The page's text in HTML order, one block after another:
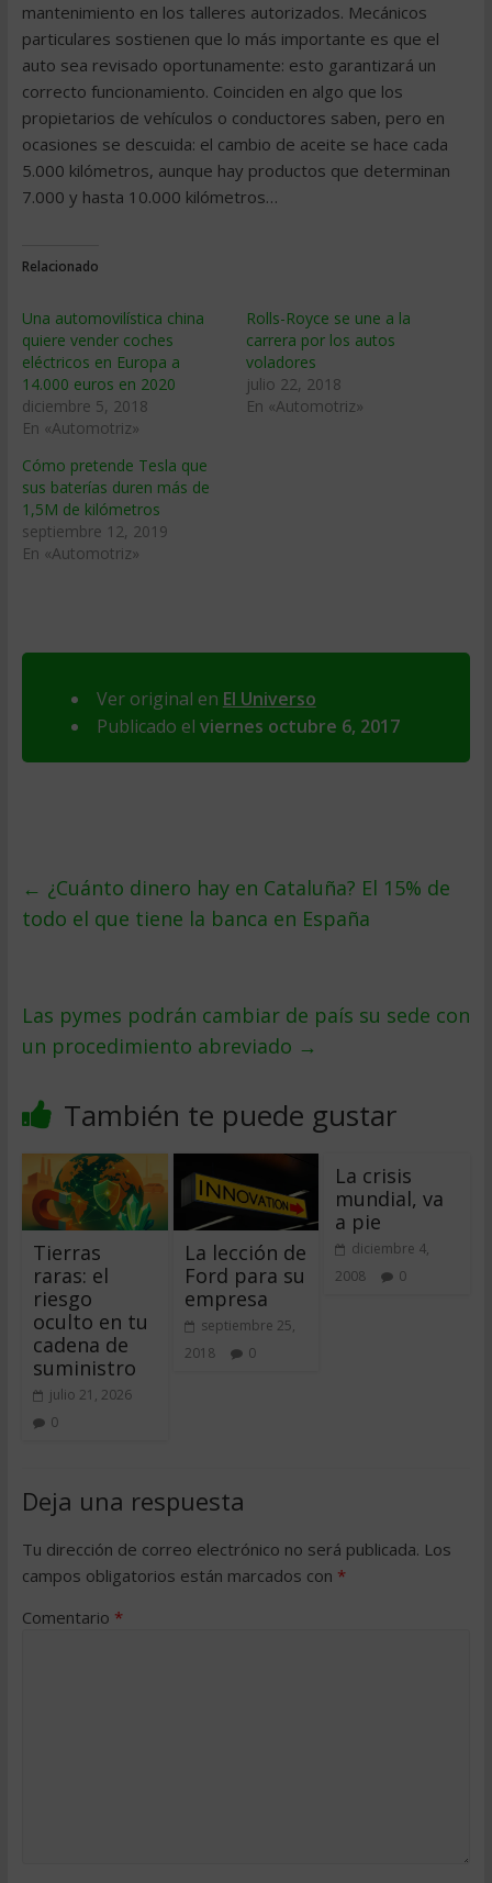
mantenimiento en los talleres autorizados. Mecánicos
particulares sostienen que lo más importante es que el
auto sea revisado oportunamente: esto garantizará un
correcto funcionamiento. Coinciden en algo que los
propietarios de vehículos o conductores saben, pero en
ocasiones se descuida: el cambio de aceite se hace cada
5.000 kilómetros, aunque hay productos que determinan
7.000 y hasta 10.000 kilómetros…
Relacionado
Una automovilística china
quiere vender coches
eléctricos en Europa a
14.000 euros en 2020
diciembre 5, 2018
En «Automotriz»
Rolls-Royce se une a la
carrera por los autos
voladores
julio 22, 2018
En «Automotriz»
Cómo pretende Tesla que
sus baterías duren más de
1,5M de kilómetros
septiembre 12, 2019
En «Automotriz»
Ver original en El Universo
Publicado el viernes octubre 6, 2017
← ¿Cuánto dinero hay en Cataluña? El 15% de
todo el que tiene la banca en España
Las pymes podrán cambiar de país su sede con
un procedimiento abreviado →
También te puede gustar
Tierras
raras: el
riesgo
oculto en tu
cadena de
suministro
julio 21, 2026
0
La lección de
Ford para su
empresa
septiembre 25,
2018
0
La crisis
mundial, va
a pie
diciembre 4,
2008
0
Deja una respuesta
Tu dirección de correo electrónico no será publicada. Los
campos obligatorios están marcados con *
Comentario *